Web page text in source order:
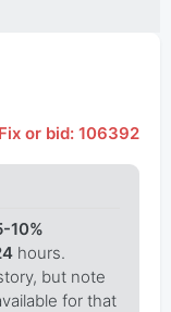
Fix or bid: 106392
10%
hours.
but note
for that